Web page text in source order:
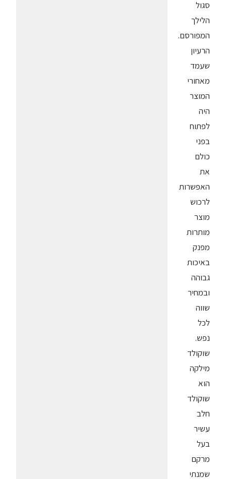
סגול
הלילך
המפורסם.
הרעיון
שעמד
מאחורי
המוצר
היה
לפתוח
בפני
כולם
את
האפשרות
לרכוש
מוצר
מותרות
מפנק
באיכות
גבוהה
ובמחיר
שווה
לכל
נפש.
שוקולד
מילקה
הוא
שוקולד
חלב
עשיר
בעל
מרקם
שמנתי